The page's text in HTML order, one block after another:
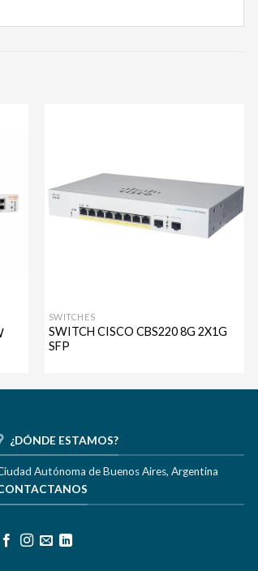
deseos
SWITCHES
SWITCH CISCO CBS220 8G 2X1G
SFP
¿DÓNDE ESTAMOS?
Autónoma de Buenos Aires, Argentina